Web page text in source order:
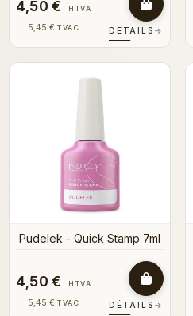
4,50 € HTVA
5,45 € TVAC DÉTAILS →
Pudelek - Quick Stamp 7ml
4,50 € HTVA
5,45 € TVAC DÉTAILS →